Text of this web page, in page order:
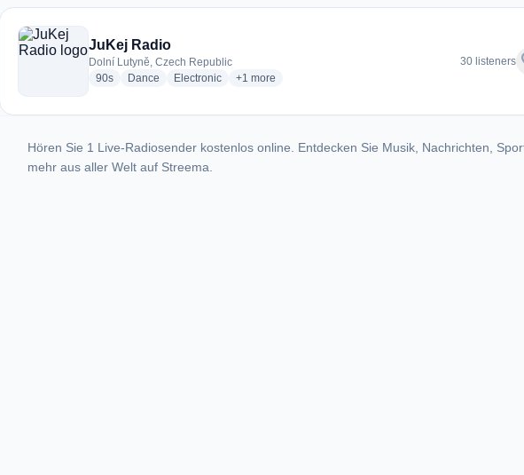
1 Radiosender aus Dolní Lutyně
JuKej Radio
Dolní Lutyně, Czech Republic
90sradio stations
Dance radio stations
Electronicradio stations
+1 more genres for JuKej Radio
more
30 listeners
Hören Sie 1 Live-Radiosender kostenlos online. Entdecken Sie Musik, Nachrichten,
mehr aus aller Welt auf Streema.